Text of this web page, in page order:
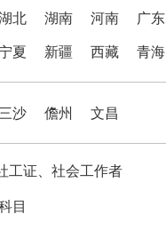
北 湖南 河南 广东
夏 新疆 西藏 青海
沙 儋州 文昌
工证、社会工作者
目